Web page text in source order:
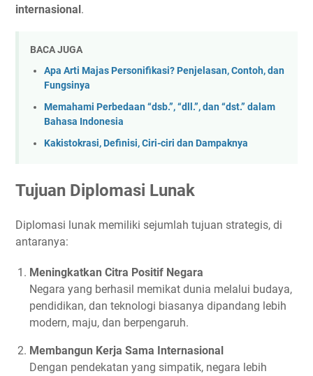
internasional.
BACA JUGA
Apa Arti Majas Personifikasi? Penjelasan, Contoh, dan
Fungsinya
Memahami Perbedaan “dsb.”, “dll.”, dan “dst.” dalam
Bahasa Indonesia
Kakistokrasi, Definisi, Ciri-ciri dan Dampaknya
Tujuan Diplomasi Lunak
Diplomasi lunak memiliki sejumlah tujuan strategis, di
antaranya:
Meningkatkan Citra Positif Negara
Negara yang berhasil memikat dunia melalui budaya,
pendidikan, dan teknologi biasanya dipandang lebih
modern, maju, dan berpengaruh.
Membangun Kerja Sama Internasional
Dengan pendekatan yang simpatik, negara lebih